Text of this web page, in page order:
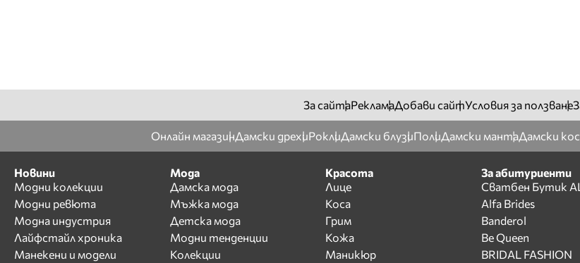
За сайтаРекламаДобави сайтУсловия за ползване
Онлайн магазинДамски дрехиРоклиДамски блузиПолиДамски мантаДамски
Новини
Модни колекции
Модни ревюта
Модна индустрия
Лайфстайл хроника
Манекени и модели
Мода
Дамска мода
Мъжка мода
Детска мода
Модни тенденции
Колекции
Красота
Лице
Коса
Грим
Кожа
Маникюр
За абитуриенти
Сватбен Бутик
Alfa Brides
Banderol
Be Queen
BRIDAL FASHION